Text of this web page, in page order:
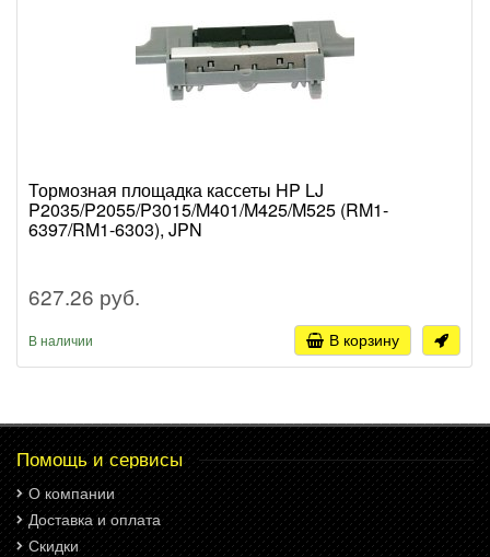
Тормозная площадка кассеты HP LJ
P2035/P2055/P3015/M401/M425/M525 (RM1-
6397/RM1-6303), JPN
627.26 руб.
В наличии В корзину
Помощь и сервисы
О компании
Доставка и оплата
Скидки